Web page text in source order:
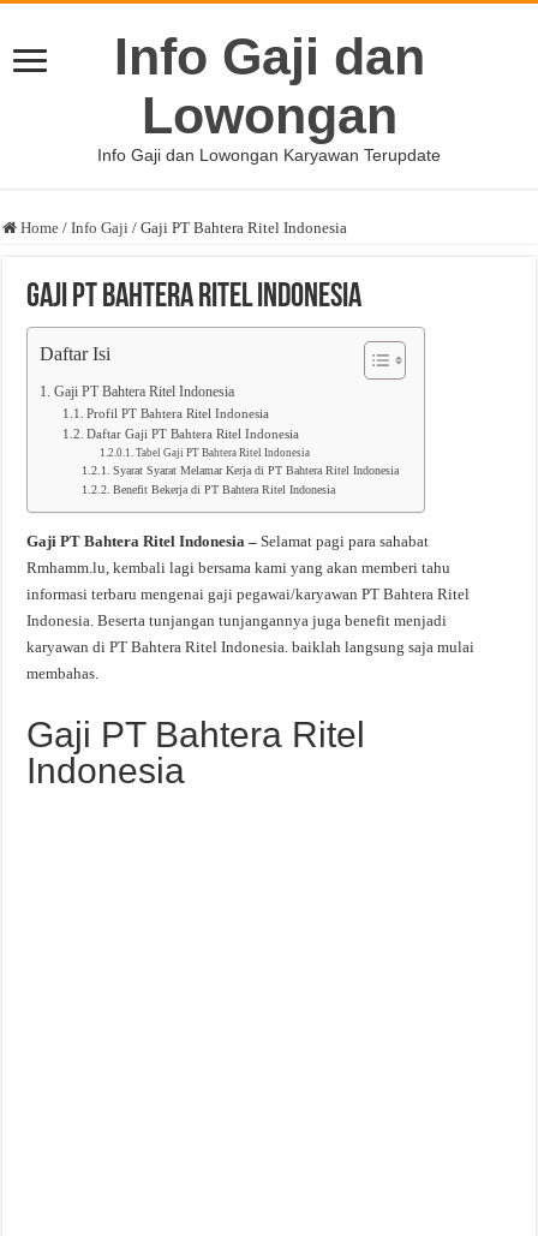
Info Gaji dan
Lowongan
Info Gaji dan Lowongan Karyawan Terupdate
Home / Info Gaji / Gaji PT Bahtera Ritel Indonesia
Gaji PT Bahtera Ritel Indonesia
Daftar Isi
Gaji PT Bahtera Ritel Indonesia
Profil PT Bahtera Ritel Indonesia
Daftar Gaji PT Bahtera Ritel Indonesia
Tabel Gaji PT Bahtera Ritel Indonesia
Syarat Syarat Melamar Kerja di PT Bahtera Ritel Indonesia
Benefit Bekerja di PT Bahtera Ritel Indonesia
Gaji PT Bahtera Ritel Indonesia –Selamat pagi para sahabat
Rmhamm.lu, kembali lagi bersama kami yang akan memberi tahu
informasi terbaru mengenai gaji pegawai/karyawan PT Bahtera Ritel
Indonesia. Beserta tunjangan tunjangannya juga benefit menjadi
karyawan di PT Bahtera Ritel Indonesia. baiklah langsung saja mulai
membahas.
Gaji PT Bahtera Ritel
Indonesia